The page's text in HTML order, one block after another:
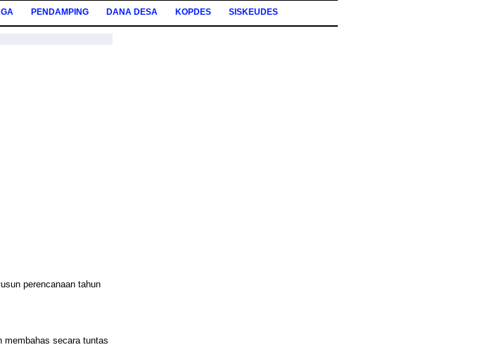
PENDAMPING DANA DESA KOPDES SISKEUDES
perencanaan tahun
membahas secara tuntas